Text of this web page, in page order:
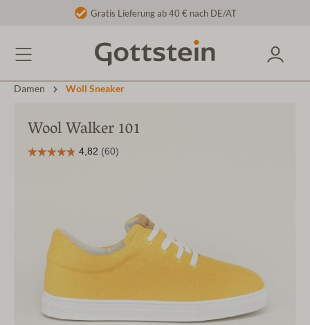
Gratis Lieferung ab 40 € nach DE/AT
Damen Woll Sneaker
Wool Walker 101